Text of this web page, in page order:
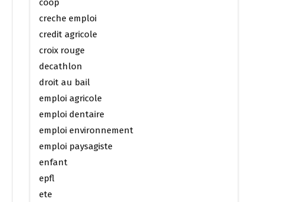
coop
creche emploi
credit agricole
croix rouge
decathlon
droit au bail
emploi agricole
emploi dentaire
emploi environnement
emploi paysagiste
enfant
epfl
ete